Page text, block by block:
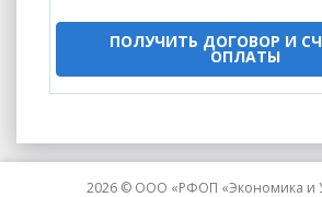
ПОЛУЧИТЬ ДОГОВОР И
ОПЛАТЫ
2026 © ООО «РФОП «Экономика и